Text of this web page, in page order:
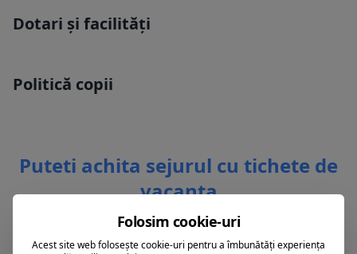
Dotari și facilități
Politică copii
Puteti achita sejurul cu tichete de
vacanta
Folosim cookie-uri
Acest site web folosește cookie-uri pentru a îmbunătăți experiența